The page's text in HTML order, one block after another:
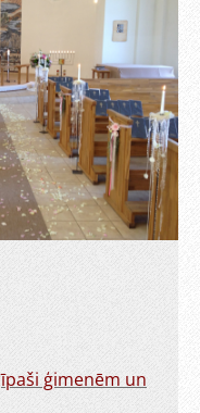
īpaši ģimenēm un